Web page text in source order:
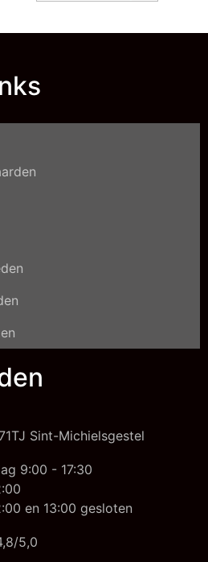
Sint-Michielsgestel
9:00 - 17:30
en 13:00 gesloten
5,0